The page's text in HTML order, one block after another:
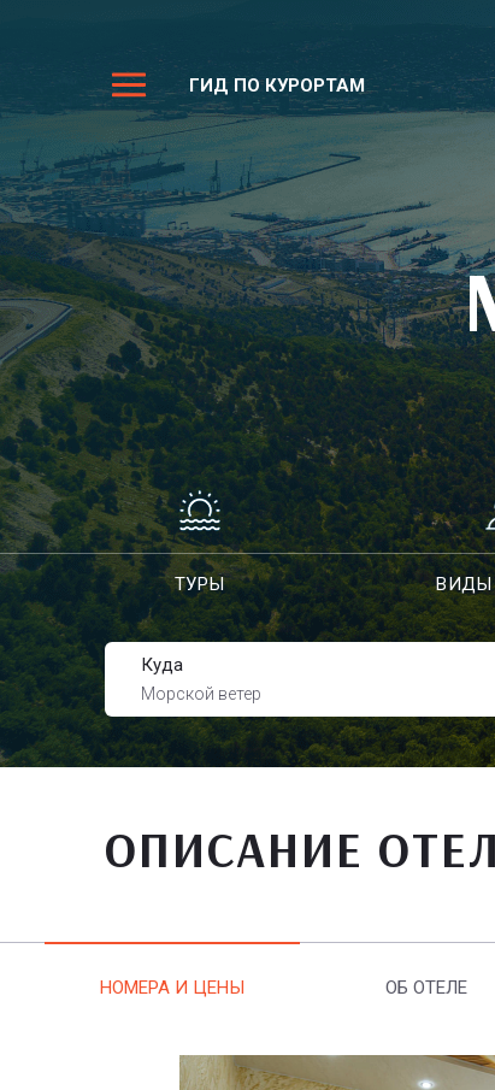
ГИД ПО КУРОРТАМ
ТУРЫ ВИДЫ
Куда
Морской ветер
ОПИСАНИЕ
НОМЕРА И ЦЕНЫ ОБ ОТЕЛЕ